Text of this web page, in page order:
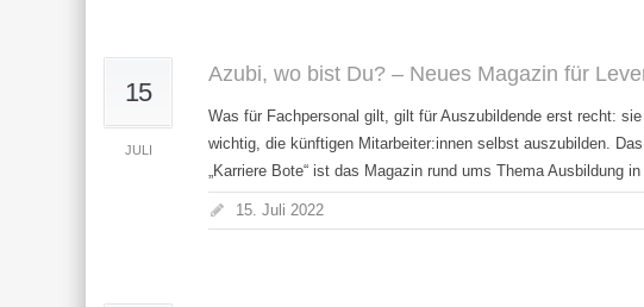
15
JULI
Azubi, wo bist Du? – Neues Magazin für
Was für Fachpersonal gilt, gilt für Auszubildende erst recht:
wichtig, die künftigen Mitarbeiter:innen selbst auszubilden.
„Karriere Bote“ ist das Magazin rund ums Thema Ausbildung
15. Juli 2022